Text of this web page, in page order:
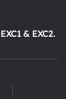
& EXC2.